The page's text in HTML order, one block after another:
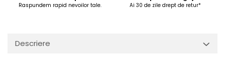
Raspundem rapid nevoilor tale. Ai 30 de zile drept de retur*
Descriere